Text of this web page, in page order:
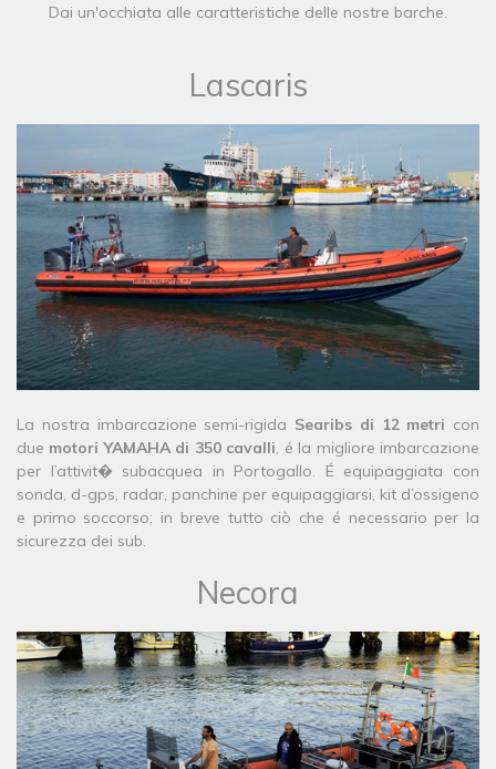
Dai un'occhiata alle caratteristiche delle nostre barche.
Lascaris
La nostra imbarcazione semi-rigida Searibs di 12 metri con
due motori YAMAHA di 350 cavalli, é la migliore imbarcazione
per l’attivit� subacquea in Portogallo. É equipaggiata con
sonda, d-gps, radar, panchine per equipaggiarsi, kit d’ossigeno
e primo soccorso; in breve tutto ciò che é necessario per la
sicurezza dei sub.
Necora